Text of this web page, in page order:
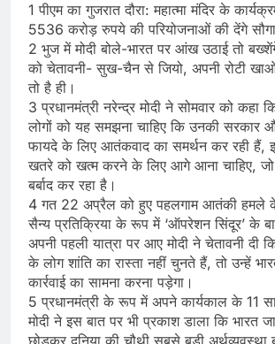
1 पीएम का गुजरात दौरा: महात्मा मंदिर के
5536 करोड़ रुपये की परियोजनाओं की देंगे
2 भुज में मोदी बोले-भारत पर आंख उठाई तो
को चेतावनी- सुख-चैन से जियो, अपनी रोटी खाओ,
तो है ही।
3 प्रधानमंत्री नरेन्द्र मोदी ने सोमवार को कहा
लोगों को यह समझना चाहिए कि उनकी सरकार
फायदे के लिए आतंकवाद का समर्थन कर रही हैं,
खतरे को खत्म करने के लिए आगे आना चाहिए,
बर्बाद कर रहा है।
4 गत 22 अप्रैल को हुए पहलगाम आतंकी हमले
सैन्य प्रतिक्रिया के रूप में ‘ऑपरेशन सिंदूर’ के
अपनी पहली यात्रा पर आए मोदी ने चेतावनी दी
के लोग शांति का रास्ता नहीं चुनते हैं, तो उन्हें
कार्रवाई का सामना करना पड़ेगा।
5 प्रधानमंत्री के रूप में अपने कार्यकाल के 11
मोदी ने इस बात पर भी प्रकाश डाला कि भारत